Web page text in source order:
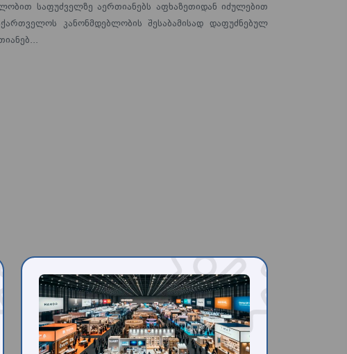
საფუძველზე აერთიანებს აფხაზეთიდან იძულებით
კანონმდებლობის შესაბამისად დაფუძნებულ